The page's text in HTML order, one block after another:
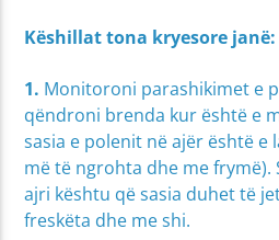
Këshillat tona kryesore janë:
1. Monitoroni parashikimet e
qëndroni brenda kur është e
sasia e polenit në ajër është e
më të ngrohta dhe me frymë).
ajri kështu që sasia duhet të
freskëta dhe me shi.